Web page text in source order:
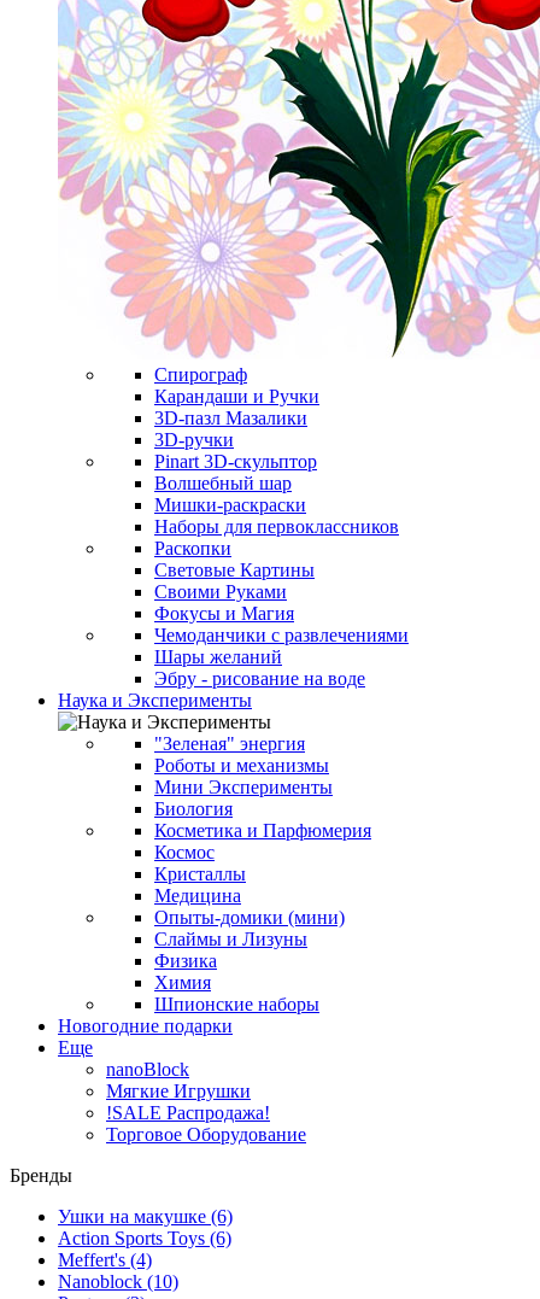
Спирограф
Карандаши и Ручки
3D-пазл Мазалики
3D-ручки
Pinart 3D-скульптор
Волшебный шар
Мишки-раскраски
Наборы для первоклассников
Раскопки
Световые Картины
Своими Руками
Фокусы и Магия
Чемоданчики с развлечениями
Шары желаний
Эбру - рисование на воде
Наука и Эксперименты
"Зеленая" энергия
Роботы и механизмы
Мини Эксперименты
Биология
Косметика и Парфюмерия
Космос
Кристаллы
Медицина
Опыты-домики (мини)
Слаймы и Лизуны
Физика
Химия
Шпионские наборы
Новогодние подарки
Еще
nanoBlock
Мягкие Игрушки
!SALE Распродажа!
Торговое Оборудование
Бренды
Ушки на макушке (6)
Action Sports Toys (6)
Meffert's (4)
Nanoblock (10)